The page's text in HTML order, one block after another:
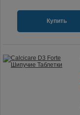
Купить